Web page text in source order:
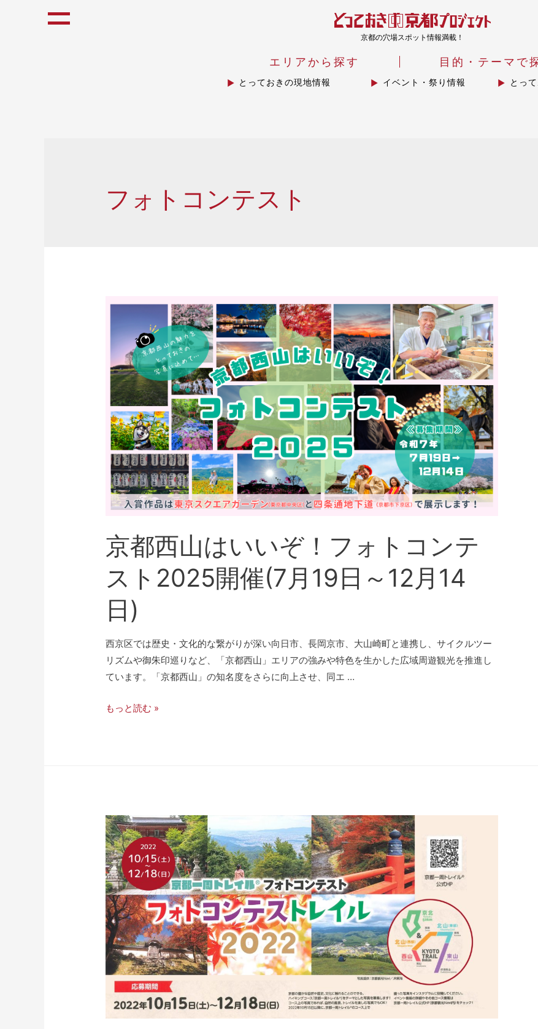
京都の穴場スポット情報満載！
エリアから探す 目的・テーマで
とっておきの現地情報 イベント・祭り情報 とっ
フォトコンテスト
京都西山はいいぞ！フォトコンテ
スト2025開催(7月19日～12月14
日)
西京区では歴史・文化的な繋がりが深い向日市、長岡京市、大山崎町と連携し、サイクルツー
リズムや御朱印巡りなど、「京都西山」エリアの強みや特色を生かした広域周遊観光を推進し
ています。「京都西山」の知名度をさらに向上させ、同エ …
もっと読む »